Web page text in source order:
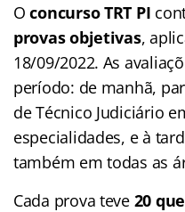
Oconcurso TRT PI
provas objetivas,
18/09/2022. As
período: de manhã,
de Técnico Judiciário
especialidades, e à
também em todas as
Cada prova teve 20